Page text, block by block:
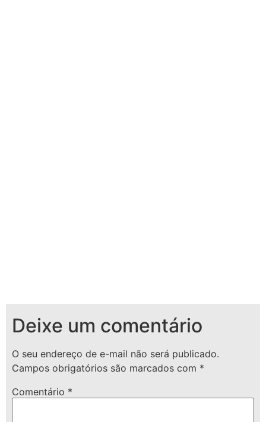
Deixe um comentário
O seu endereço de e-mail não será publicado.
Campos obrigatórios são marcados com *
Comentário *